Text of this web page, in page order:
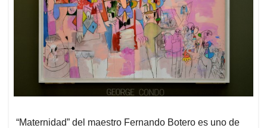
“Maternidad” del maestro Fernando Botero es uno de